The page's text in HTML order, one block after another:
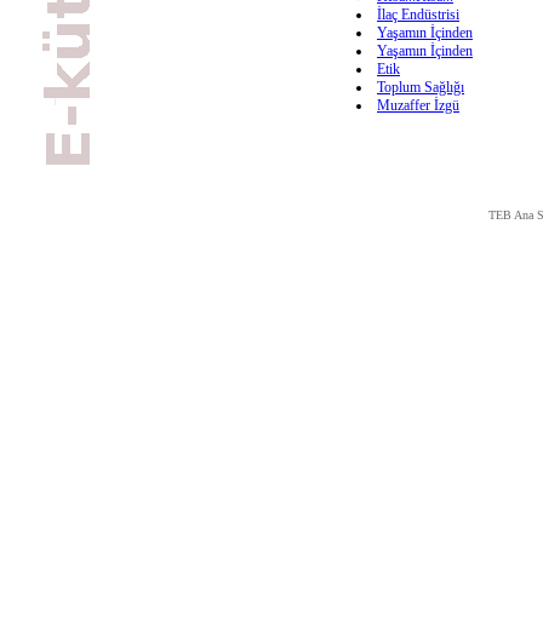
İlaç Endüstrisi
Yaşamın İçinden
Yaşamın İçinden
Etik
Toplum Sağlığı
Muzaffer İzgü
TEB Ana